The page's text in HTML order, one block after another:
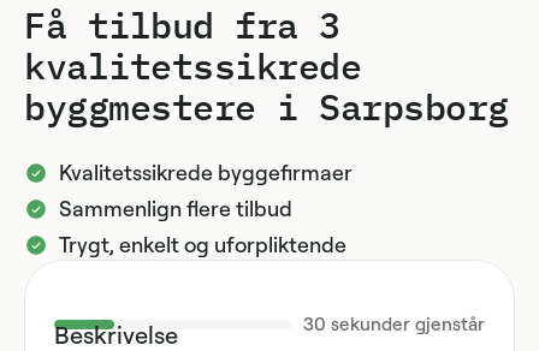
Få tilbud fra 3
kvalitetssikrede
byggmestere i Sarpsborg
Kvalitetssikrede byggefirmaer
Sammenlign flere tilbud
Trygt, enkelt og uforpliktende
30 sekunder gjenstår
Beskrivelse